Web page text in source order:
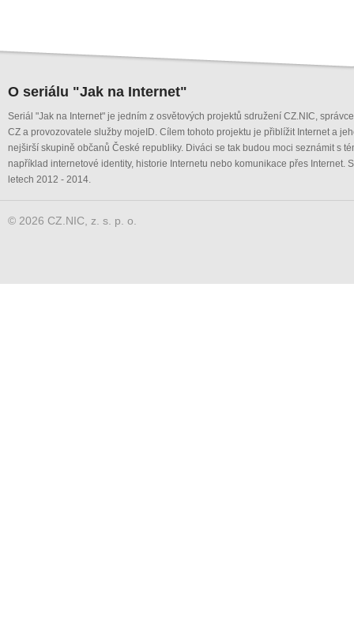
O seriálu "Jak na Internet"
Seriál "Jak na Internet" je jedním z osvětových projektů sdružení CZ.NIC,
CZ a provozovatele služby mojeID. Cílem tohoto projektu je přiblížit Internet a
nejširší skupině občanů České republiky. Diváci se tak budou moci seznámit s
například internetové identity, historie Internetu nebo komunikace přes Internet.
letech 2012 - 2014.
© 2026 CZ.NIC, z. s. p. o.